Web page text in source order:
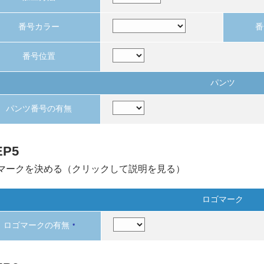
番号カラー
番号位置
パンツ
パンツ番号の有無
ークを決める（クリックして説明を見る）
ロゴマーク
ロゴマークの有無 *